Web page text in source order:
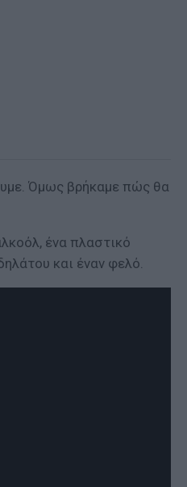
Όμως βρήκαμε πώς θα
ένα πλαστικό
και έναν φελό.